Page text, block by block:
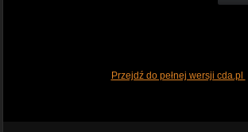
Przejdź do pełnej wersji cda.pl